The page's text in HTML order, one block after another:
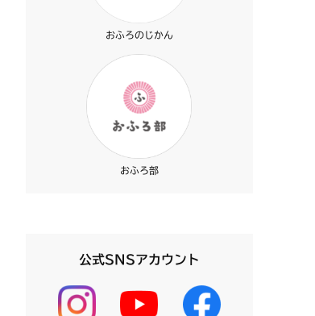
おふろのじかん
おふろ部
公式SNSアカウント